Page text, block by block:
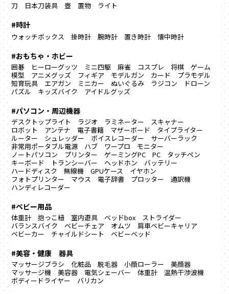
刀 日本刀装具 壺 置物 ライト
#時計
ウォッチボックス 掛時計 腕時計 置き時計 懐中時計
#おもちゃ・ホビー
囲碁 ヒーローグッツ ミニ四駆 麻雀 コスプレ 将棋
ゲーム
模型
アニメグッズ フィギア モデルガン カード
プラモデル
知育玩具
エアガン ミニカー ぬいぐるみ ラジコン
ドローン
パズル
キッズバイク アイドルグッズ
#パソコン・周辺機器
デスクトップライト ラジオ ラミネーター
スキャナー
ロボット
アンテナ 電子書籍 マザーボード
タイプライター
ルーター
シュレッダー ボイスレコーダー
サーバーラック
非常用ポータブル電源
ハブ ワープロ
モニター
ノートパソコン
プリンター ゲーミングPC PC
タッチペン
キーボード
トランシーバー ヘッドホン
バッテリー
ハードディスク
無線機 GPUケース
イヤホン
フォトプリンター
マウス 電子辞書 プロッター
通訳機
ハンディレコーダー
#ベビー用品
体重計 抱っこ紐 室内遊具 ベッドbox
ストライダー
バランスバイク
ベビーチェア オムツ
肩車ベビーキャリア
ベビーカー
チャイルドシート ベビーベッド
#美容・健康 器具
マッサージブラシ 化粧品 脱毛器 小顔ローラー
美顔器
マッサージ機
美容器 電気シェーバー 体重計
温熱干渉波機
ボディードライヤー
バリカン